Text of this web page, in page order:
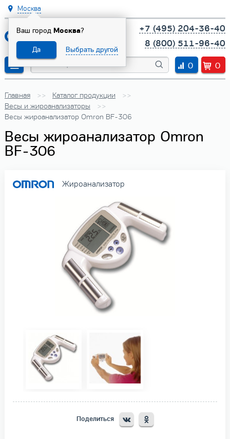
Москва
Ваш город Москва?
Да Выбрать другой
+7 (495) 204-36-40
8 (800) 511-96-40
0
0
Главная
Каталог продукции
Весы и жироанализаторы
Весы жироанализатор Omron BF-306
Весы жироанализатор Omron
BF-306
Жироанализатор
Поделиться